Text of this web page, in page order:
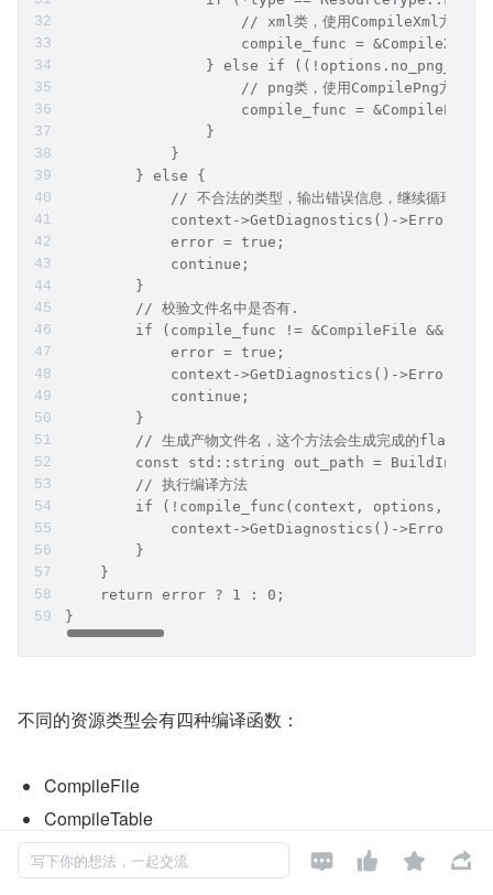
        auto compile_func = &CompileFile;
// 如果是values目录下的xml资源，使用
if (path_data.resource_dir == "values"
            compile_func = &CompileTable;
// We use a different extension
            path_data.extension = "arsc";
} else if (const ResourceType* type =
// 解析资源类型，如果kRaw类型，执行默认的编
            if (*type != ResourceType::kRaw) {
                //xml路径或者文件扩展为.xml
if (*type == ResourceType::kXml
// xml类，使用CompileXml方法编
                    compile_func = &CompileXml;
} else if
// png类，使用CompilePng方法编
                    compile_func = &CompilePng;
        } else {
            // 不合法的类型，输出错误信息，继续循环
context->GetDiagnostics()-
            error = true;
            continue;
        // 校验文件名中是否有.
if (compile_func != &CompileFile &&
context->GetDiagnostics()-
            continue;
        // 执行编译方法
        }
    return error ? 1 : 0;
写下你的想法，一起交流    